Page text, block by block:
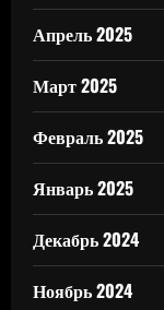
Апрель 2025
Март 2025
Февраль 2025
Январь 2025
Декабрь 2024
Ноябрь 2024